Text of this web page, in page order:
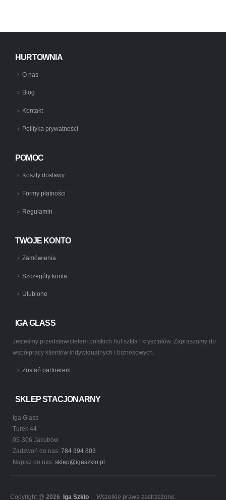
HURTOWNIA
O nas
Blog
Kontakt
Polityka prywatności
POMOC
Koszty dostawy
Formy płatności
Regulamin
TWOJE KONTO
Zamówienia
Szczegóły konta
Ulubione
IGA GLASS
Jesteśmy przedstawicielem polskich hut szkła i kryształów. Zapraszamy do
współpracy klientów indywidualnych i biznesowych.
Zostań partnerem
SKLEP STACJONARNY
Iga Glass
Turek 44
05-306 Jakubów
Zadzwoń do nas: 784 394 803
Napisz do nas: sklep@igaszklo.pl
Copyright @ 2026 Iga Szkło . Wszelkie prawa zastrzeżone.